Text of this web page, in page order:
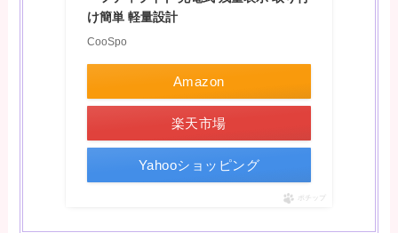
け簡単 軽量設計
CooSpo
Amazon
楽天市場
Yahooショッピング
ポチップ